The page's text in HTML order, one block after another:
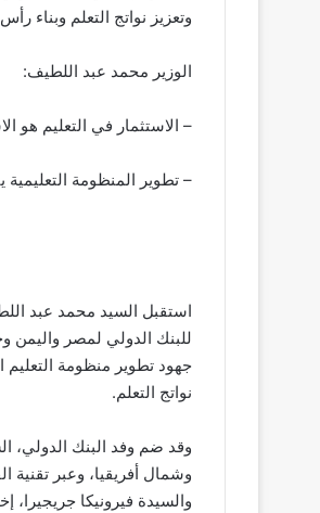
وتعزيز نواتج التعلم وبناء
الوزير محمد عبد اللطيف:
– الاستثمار في التعليم هو
– تطوير المنظومة
استقبل السيد محمد عبد
للبنك الدولي لمصر واليمن
جهود تطوير منظومة
نواتج التعلم.
وقد ضم وفد البنك الدولي،
وشمال أفريقيا، وعبر تقنية
والسيدة فيرونيكا جريجيرا،